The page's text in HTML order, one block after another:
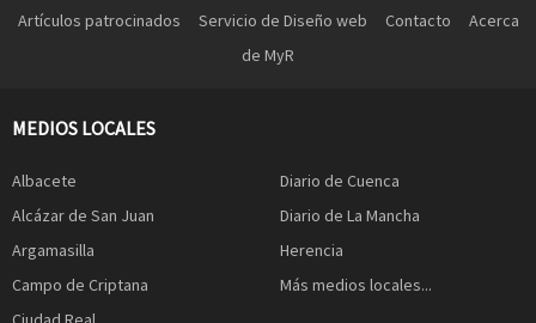
Artículos patrocinados Servicio de Diseño web Contacto
Acerca
de MyR
MEDIOS LOCALES
Albacete
Alcázar de San Juan
Argamasilla
Campo de Criptana
Diario de Cuenca
Diario de La Mancha
Herencia
Más medios locales...